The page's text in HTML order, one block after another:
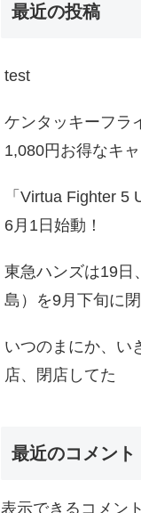
最近の投稿
test
ケンタッキーフラ
1,080円お得なキ
「Virtua Fighter 5
6月1日始動！
東急ハンズは19日
島）を9月下旬に
いつのまにか、い
店、閉店してた
最近のコメント
表示できるコメン